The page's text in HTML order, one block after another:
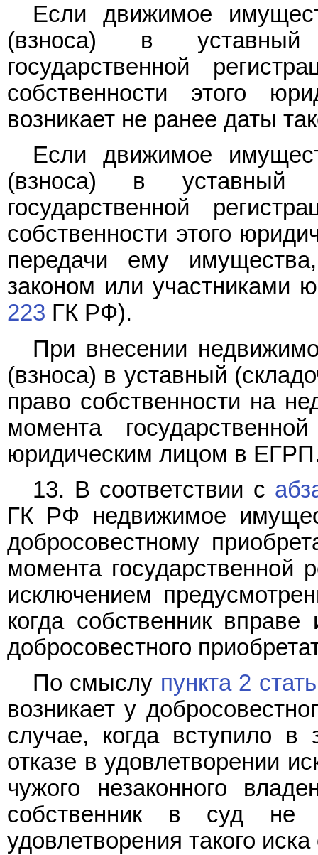
Если движимое
(взноса) в
государственной
собственности этого
возникает не ранее даты
Если движимое
(взноса) в уставный
государственной
собственности этого
передачи ему
законом или участниками
223 ГК РФ).
При внесении
(взноса) в уставный
право собственности на
момента
юридическим лицом в
13. В соответствии с
ГК РФ недвижимое
добросовестному
момента государственной
исключением
когда собственник
добросовестного
По смыслу пункта 2
возникает у
случае, когда вступило
отказе в удовлетворении
чужого незаконного
собственник в суд не
удовлетворения такого иска